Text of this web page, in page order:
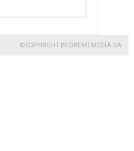
© COPYRIGHT BY GREMI MEDIA SA